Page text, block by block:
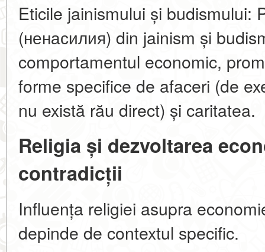
Eticile jainismului și budismului:
(ненасилия) din jainism și
comportamentul economic,
forme specifice de afaceri (de
nu există rău direct) și caritatea.
Religia și dezvoltarea
contradicții
Influența religiei asupra
depinde de contextul specific.